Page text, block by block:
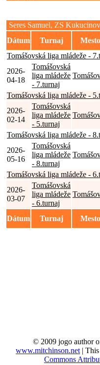
Seres Samuel, ZS
Dátum
Turnaj Mesto
Tomášovská liga mládeže -
2026-
04-18
Tomášovská
liga mládeže
- 7.turnaj
Tomášovská liga mládeže -
2026-
02-14
Tomášovská
liga mládeže
- 5.turnaj
Tomášovská liga mládeže -
2026-
05-16
Tomášovská
liga mládeže
- 8.turnaj
Tomášovská liga mládeže -
2026-
03-07
Tomášovská
liga mládeže
- 6.turnaj
Dátum Turnaj Mesto
© 2009 jogo author
www.mitchinson.net |
Commons